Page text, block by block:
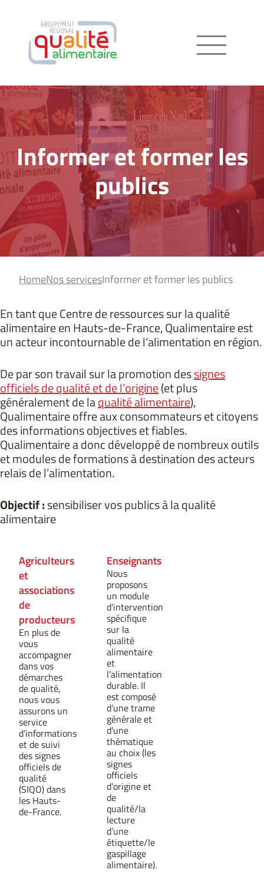
Menu
Informer et former les
publics
HomeNos servicesInformer et former les publics
En tant que Centre de ressources sur la qualité
alimentaire en Hauts-de-France, Qualimentaire est
un acteur incontournable de l’alimentation en région.
De par son travail sur la promotion dessignes
officiels de qualité et de l’origine(et plus
généralement de laqualité alimentaire),
Qualimentaire offre aux consommateurs et citoyens
des informations objectives et fiables.
Qualimentaire a donc développé de nombreux outils
et modules de formations à destination des acteurs
relais de l’alimentation.
Objectif :sensibiliser vos publics à la qualité
alimentaire
Agriculteurs
et
associations
de
producteurs
En plus de
vous
accompagner
dans vos
démarches
de qualité,
nous vous
assurons un
service
d’informations
et de suivi
des signes
officiels de
qualité
(SIQO) dans
les Hauts-
de-France.
Enseignants
Nous
proposons
un module
d’intervention
spécifique
sur la
qualité
alimentaire
et
l’alimentation
durable. Il
est composé
d’une trame
générale et
d’une
thématique
au choix (les
signes
officiels
d’origine et
de
qualité/la
lecture
d’une
étiquette/le
gaspillage
alimentaire).